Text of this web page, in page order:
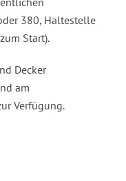
380, Haltestelle
Start).
Decker
am
Verfügung.